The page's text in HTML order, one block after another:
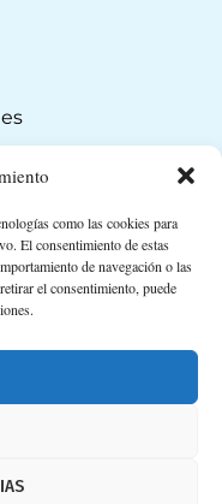
como las cookies para
El consentimiento de estas
de navegación o las
el consentimiento, puede